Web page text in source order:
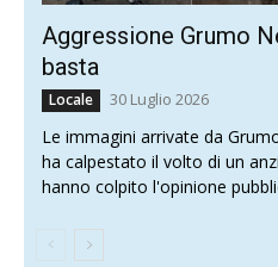
Aggressione Grumo
basta
Locale 30 Luglio 2026
Le immagini arrivate da
ha calpestato il volto di un
hanno colpito l'opinione